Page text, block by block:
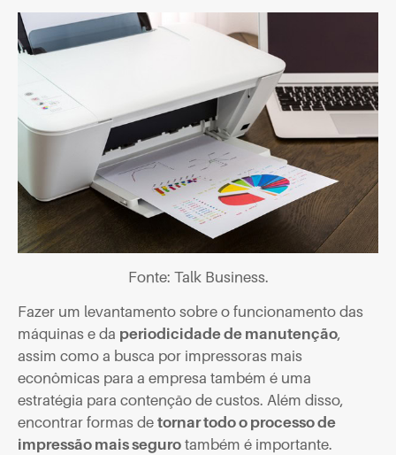
Fonte: Talk Business.
Fazer um levantamento sobre o funcionamento das
máquinas e da periodicidade de manutenção,
assim como a busca por impressoras mais
econômicas para a empresa também é uma
estratégia para contenção de custos. Além disso,
encontrar formas de tornar todo o processo de
impressão mais seguro também é importante.